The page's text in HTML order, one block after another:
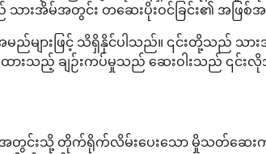
ားအိမ်အတွင်း တဆေးပိုးဝင်ခြင်း၏ အဖြစ်အ
အမည်များဖြင့် သိရှိနိုင်ပါသည်။ ၎င်းတို့သည်
မှတ်ထားသည့် ချဉ်းကပ်မှုသည် ဆေးဝါးသ
မ်အတွင်းသို့ တိုက်ရိုက်လိမ်းပေးသော မှိုသတ်ဆေးကု